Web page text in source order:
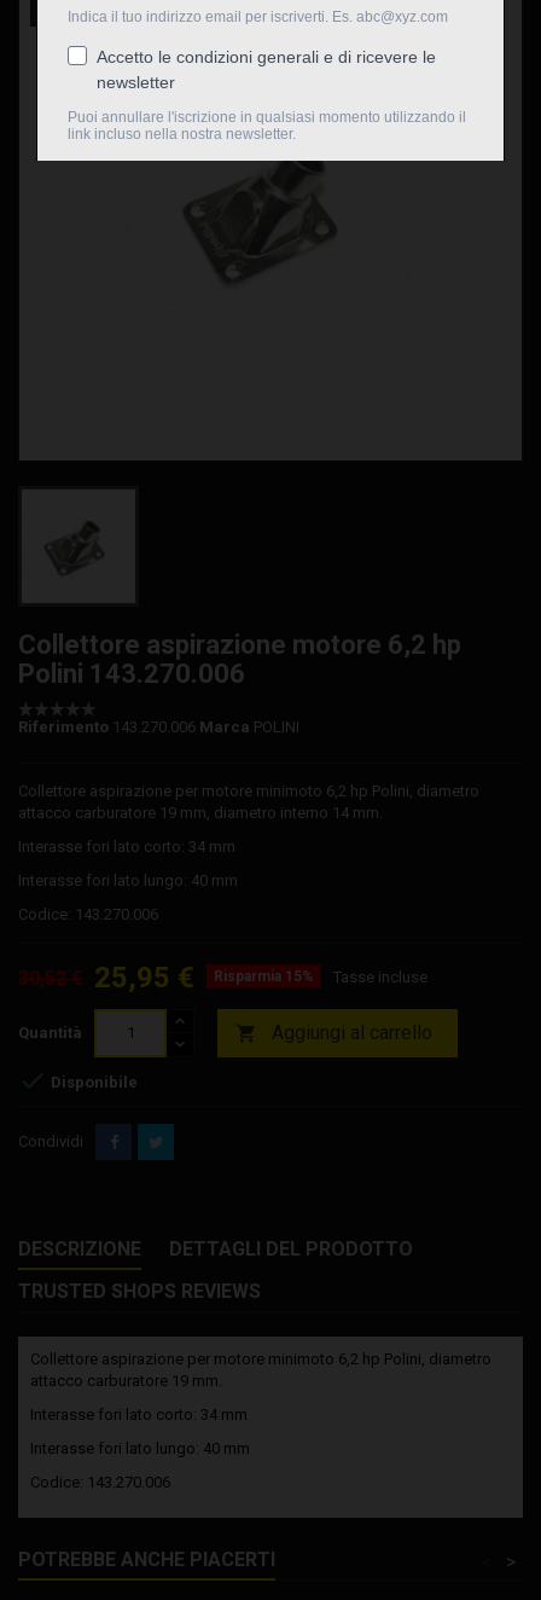
Nuovo
Collettore aspirazione motore 6,2 hp
Polini 143.270.006
Riferimento 143.270.006 Marca POLINI
Collettore aspirazione per motore minimoto 6,2 hp Polini, diametro
attacco carburatore 19 mm, diametro interno 14 mm.
Interasse fori lato corto: 34 mm
Interasse fori lato lungo: 40 mm
Codice: 143.270.006
30,52 € 25,95 € Risparmia 15% Tasse incluse
Quantità  Aggiungi al carrello
 Disponibile
Condividi
DESCRIZIONE
DETTAGLI DEL PRODOTTO
TRUSTED SHOPS REVIEWS
Collettore aspirazione per motore minimoto 6,2 hp Polini, diametro
attacco carburatore 19 mm.
Interasse fori lato corto: 34 mm
Interasse fori lato lungo: 40 mm
Codice: 143.270.006
POTREBBE ANCHE PIACERTI >